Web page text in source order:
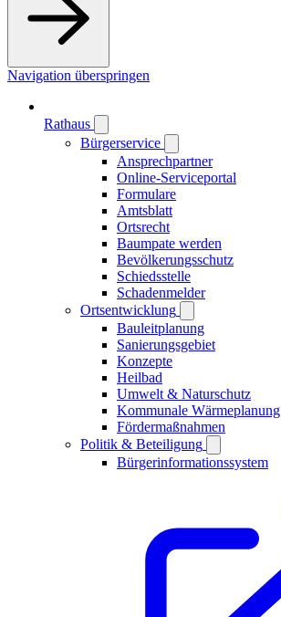
Navigation überspringen
Rathaus
Bürgerservice
Ansprechpartner
Online-Serviceportal
Formulare
Amtsblatt
Ortsrecht
Baumpate werden
Bevölkerungsschutz
Schiedsstelle
Schadenmelder
Ortsentwicklung
Bauleitplanung
Sanierungsgebiet
Konzepte
Heilbad
Umwelt & Naturschutz
Kommunale Wärmeplanung
Fördermaßnahmen
Politik & Beteiligung
Bürgerinformationssystem